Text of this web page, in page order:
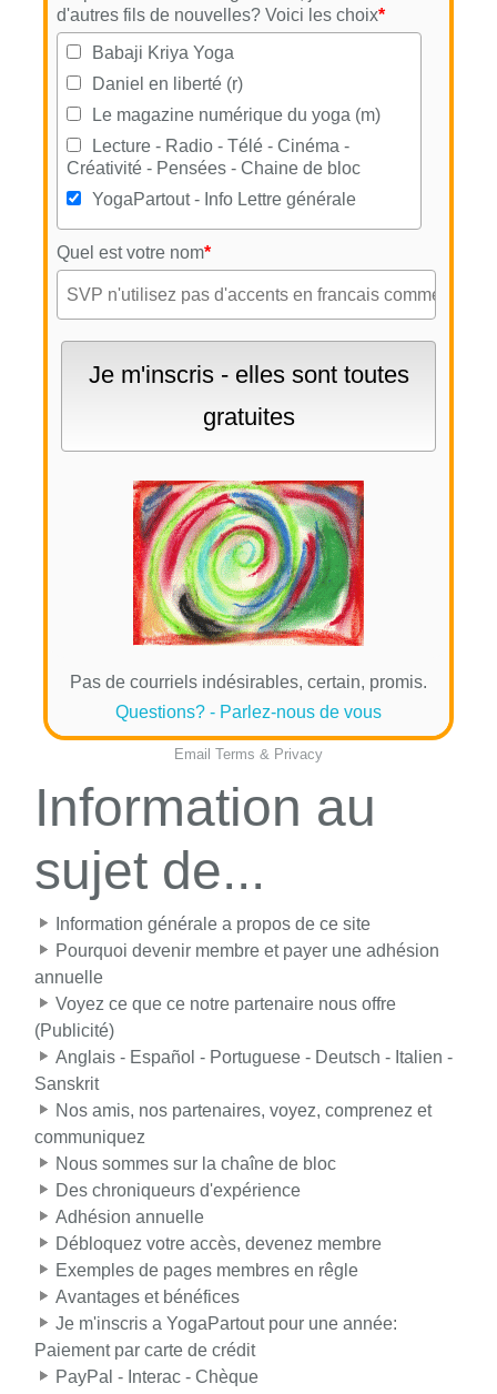
d'autres fils de nouvelles? Voici les choix*
Babaji Kriya Yoga
Daniel en liberté (r)
Le magazine numérique du yoga (m)
Lecture - Radio - Télé - Cinéma -
Créativité - Pensées - Chaine de bloc
YogaPartout - Info Lettre générale
Quel est votre nom*
Pas de courriels indésirables, certain, promis.
Questions? - Parlez-nous de vous
Email Terms & Privacy
Information au
sujet de...
Information générale a propos de ce site
Pourquoi devenir membre et payer une adhésion
annuelle
Voyez ce que ce notre partenaire nous offre
(Publicité)
Anglais - Español - Portuguese - Deutsch - Italien -
Sanskrit
Nos amis, nos partenaires, voyez, comprenez et
communiquez
Nous sommes sur la chaîne de bloc
Des chroniqueurs d'expérience
Adhésion annuelle
Débloquez votre accès, devenez membre
Exemples de pages membres en rêgle
Avantages et bénéfices
Je m'inscris a YogaPartout pour une année:
Paiement par carte de crédit
PayPal - Interac - Chèque